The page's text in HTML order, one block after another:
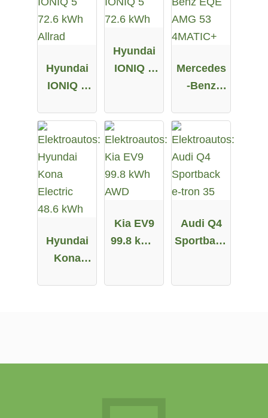
Hyundai
IONIQ 5
Allrad
Hyundai
IONIQ 5
Mercedes
-Benz
53
4MATIC+
Hyundai
Kona
Kia EV9
99.8 kWh
Audi Q4
Sportback